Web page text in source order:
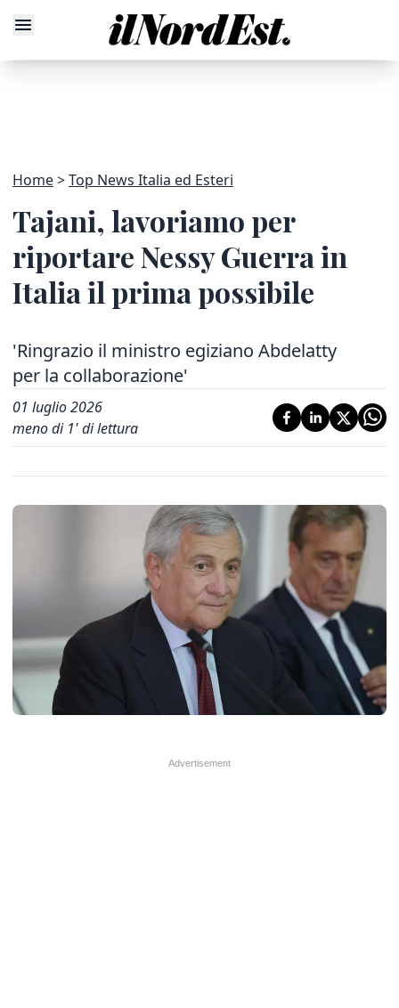
Home Top News Italia ed Esteri
Tajani, lavoriamo per
riportare Nessy Guerra in
Italia il prima possibile
'Ringrazio il ministro egiziano Abdelatty
per la collaborazione'
01 luglio 2026
meno di 1' di lettura